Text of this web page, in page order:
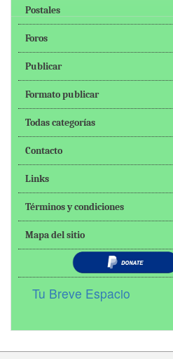
Postales
Foros
Publicar
Formato publicar
Todas categorías
Contacto
Links
Términos y condiciones
Mapa del sitio
Tu Breve Espacio